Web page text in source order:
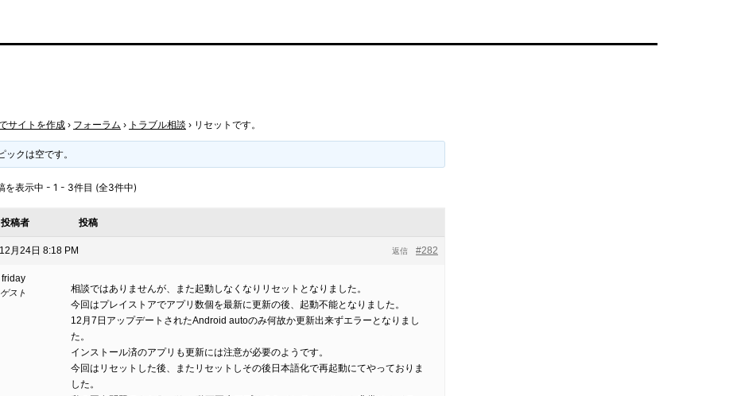
サイトを作成 › フォーラム › トラブル相談 › リセットです。
ックは空です。
を表示中 - 1 - 3件目 (全3件中)
投稿者 投稿
月24日 8:18 PM #282
返信
friday
ゲスト
相談ではありませんが、また起動しなくなりリセットとなりました。
今回はプレイストアでアプリ数個を最新に更新の後、起動不能となりました。
12月7日アップデートされたAndroid autoのみ何故か更新出来ずエラーとなりまし
た。
インストール済のアプリも更新には注意が必要のようです。
今回はリセットした後、またリセットしその後日本語化で再起動にてやっておりま
した。